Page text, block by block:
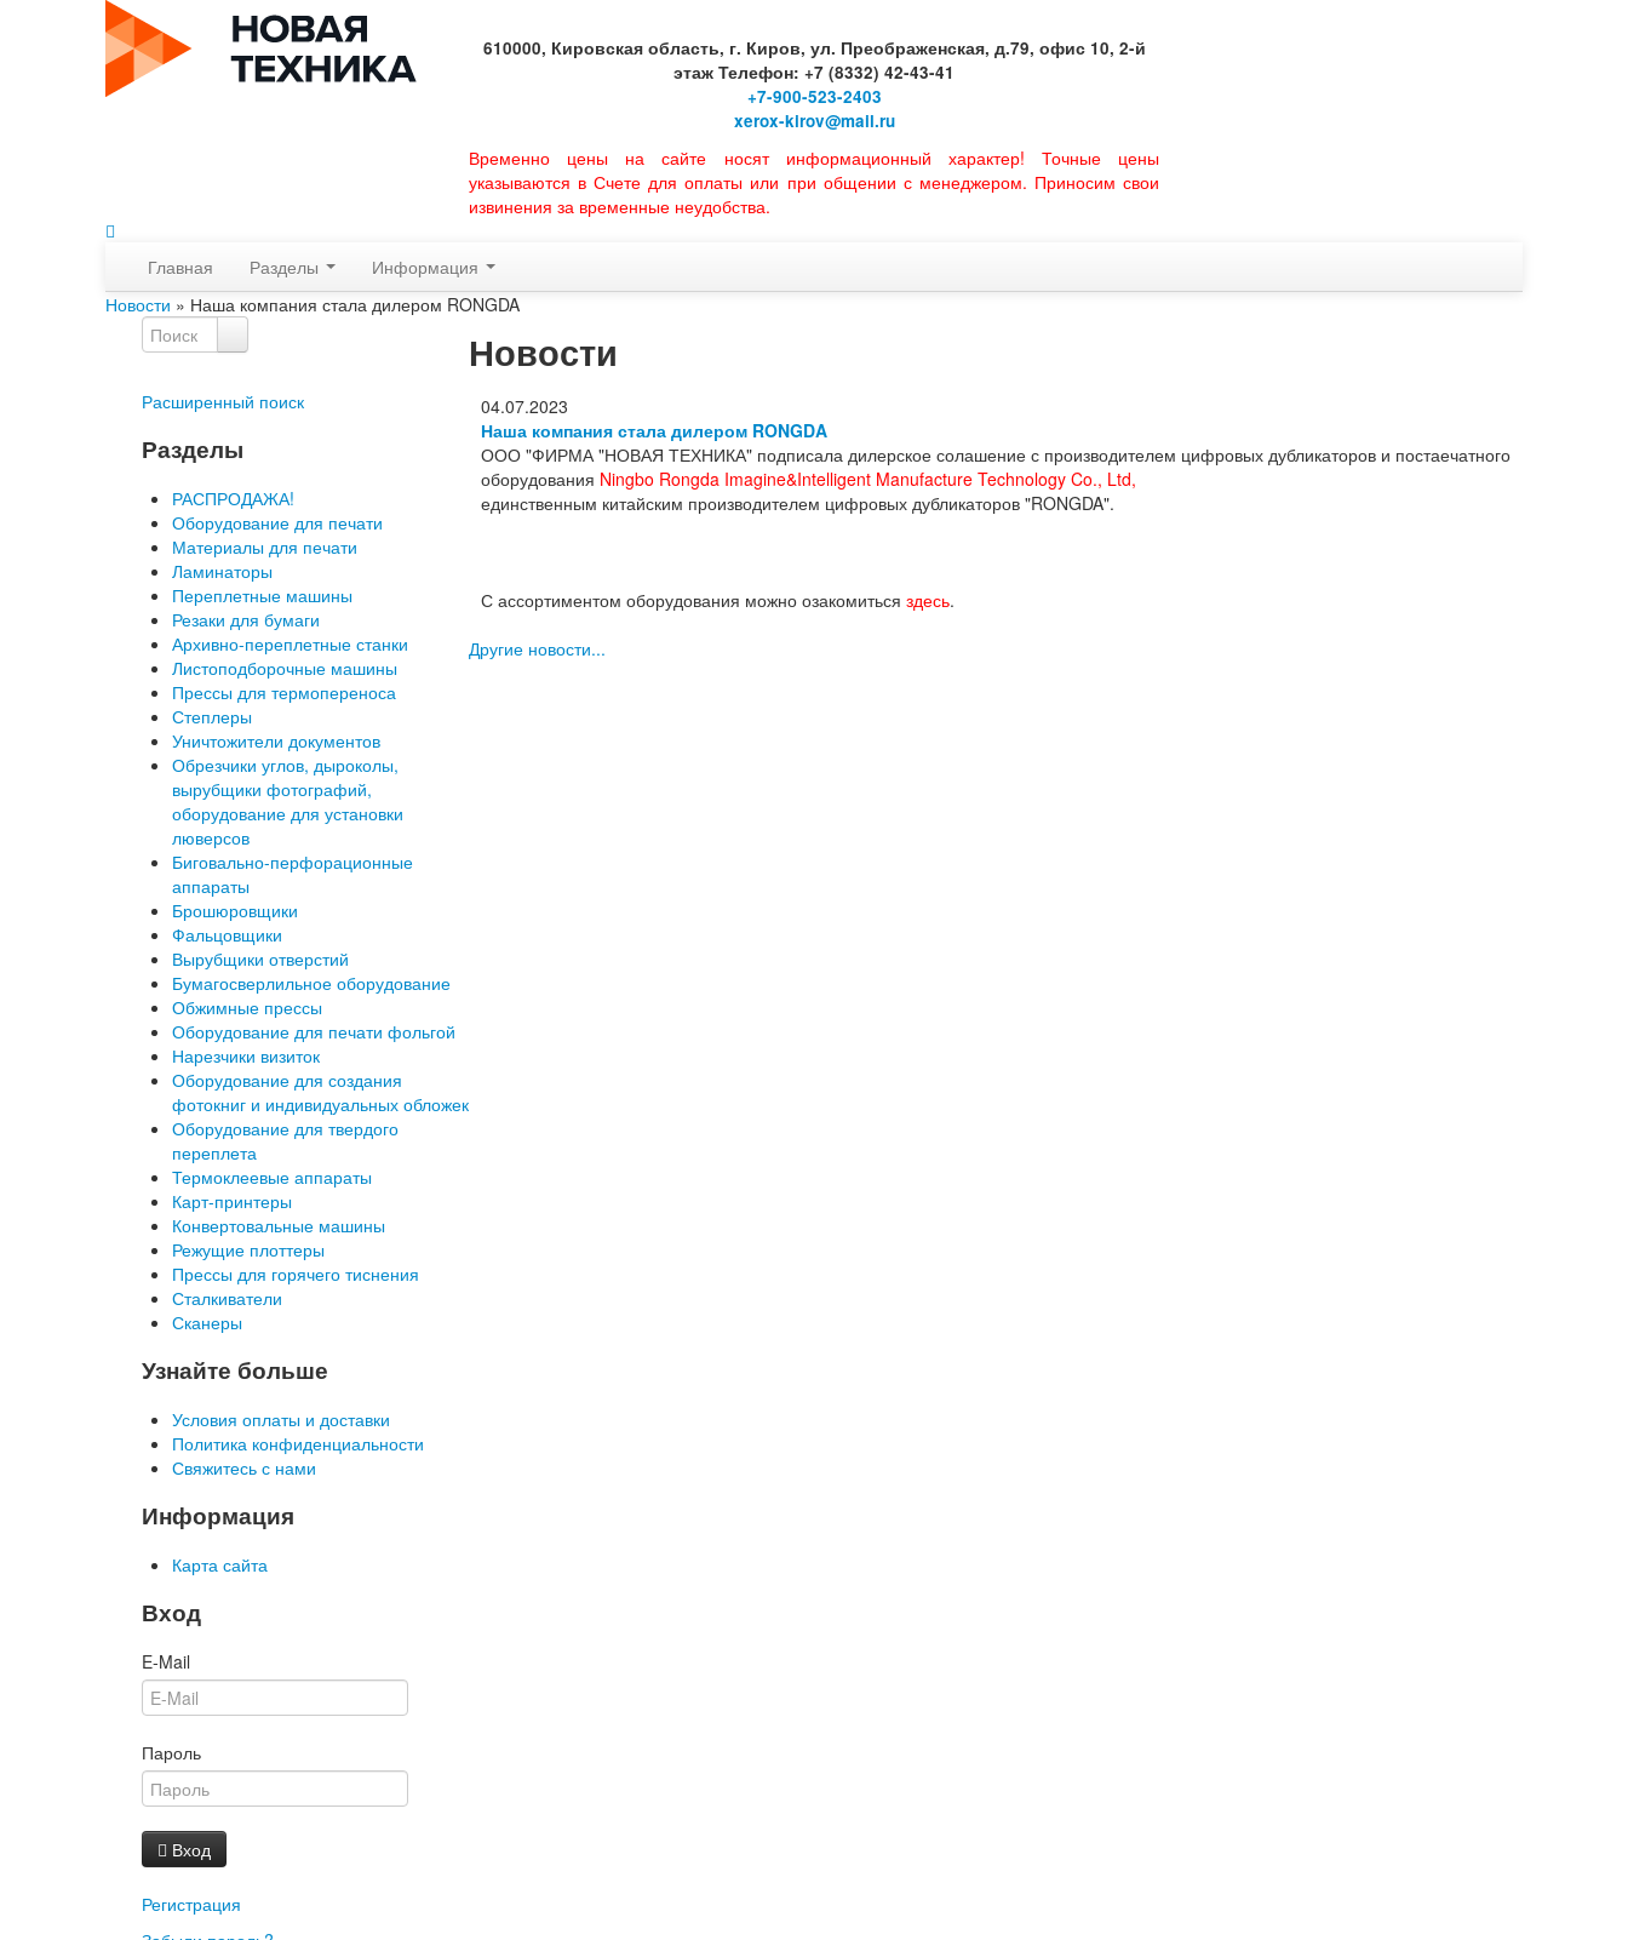
610000, Кировская область, г. Киров, ул. Преображенская, д.79, офис 10, 2-й
этаж Телефон: +7 (8332) 42-43-41
+7-900-523-2403
xerox-kirov@mail.ru
Временно цены на сайте носят информационный характер! Точные цены
указываются в Счете для оплаты или при общении с менеджером. Приносим свои
извинения за временные неудобства.
Главная Разделы
Информация
Новости » Наша компания стала дилером RONGDA
Новости
04.07.2023
Наша компания стала дилером RONGDA
ООО "ФИРМА "НОВАЯ ТЕХНИКА" подписала дилерское солашение с производителем цифровых дубликаторов и постаечатного
оборудования Ningbo Rongda Imagine&Intelligent Manufacture Technology Co., Ltd,
единственным китайским производителем цифровых дубликаторов "RONGDA".
С ассортиментом оборудования можно озакомитьсяздесь.
Другие новости...
Расширенный поиск
Разделы
РАСПРОДАЖА!
Оборудование для печати
Материалы для печати
Ламинаторы
Переплетные машины
Резаки для бумаги
Архивно-переплетные станки
Листоподборочные машины
Прессы для термопереноса
Степлеры
Уничтожители документов
Обрезчики углов, дыроколы,
вырубщики фотографий,
оборудование для установки
люверсов
Биговально-перфорационные
аппараты
Брошюровщики
Фальцовщики
Вырубщики отверстий
Бумагосверлильное оборудование
Обжимные прессы
Оборудование для печати фольгой
Нарезчики визиток
Оборудование для создания
фотокниг и индивидуальных обложек
Оборудование для твердого
переплета
Термоклеевые аппараты
Карт-принтеры
Конвертовальные машины
Режущие плоттеры
Прессы для горячего тиснения
Сталкиватели
Сканеры
Узнайте больше
Условия оплаты и доставки
Политика конфиденциальности
Свяжитесь с нами
Информация
Карта сайта
Вход
E-Mail
Пароль
Вход
Регистрация